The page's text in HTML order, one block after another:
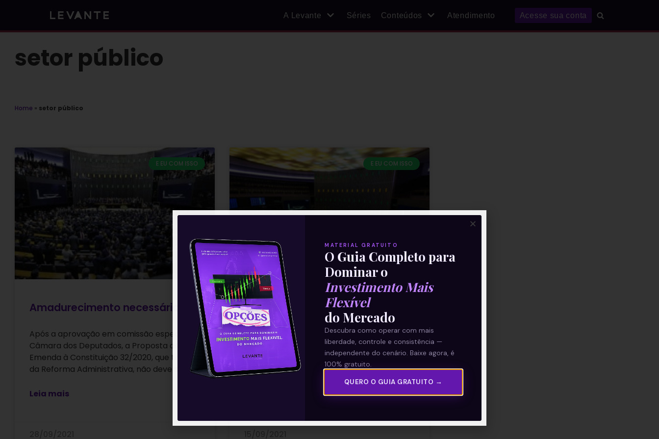
A Levante Séries Conteúdos Atendimento Acesse sua conta
setor público
Home » setor público
E EU COM ISSO
Amadurecimento necessário
Após a aprovação em comissão especial na
Câmara dos Deputados, a Proposta de
Emenda à Constituição 32/2020, que trata
da Reforma Administrativa, não deve ser
Leia mais
E EU COM ISSO
Novo parecer
Foi encerrado o prazo de discussões na
comissão especial e a Reforma
Administrativa (PEC 32/2020) deve receber
novo parecer de seu relator, deputado
MATERIAL GRATUITO
O Guia Completo para
Dominar o
Investimento Mais
Flexível
do Mercado
Descubra como operar com mais
liberdade, controle e consistência —
independente do cenário. Baixe agora, é
100% gratuito.
QUERO O GUIA GRATUITO →